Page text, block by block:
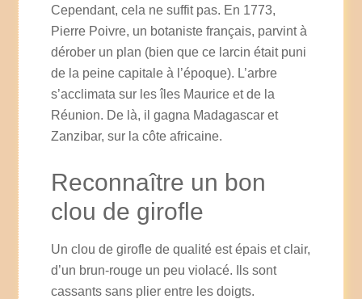
Cependant, cela ne suffit pas. En 1773,
Pierre Poivre, un botaniste français, parvint à
dérober un plan (bien que ce larcin était puni
de la peine capitale à l’époque). L’arbre
s’acclimata sur les îles Maurice et de la
Réunion. De là, il gagna Madagascar et
Zanzibar, sur la côte africaine.
Reconnaître un bon
clou de girofle
Un clou de girofle de qualité est épais et clair,
d’un brun-rouge un peu violacé. Ils sont
cassants sans plier entre les doigts.